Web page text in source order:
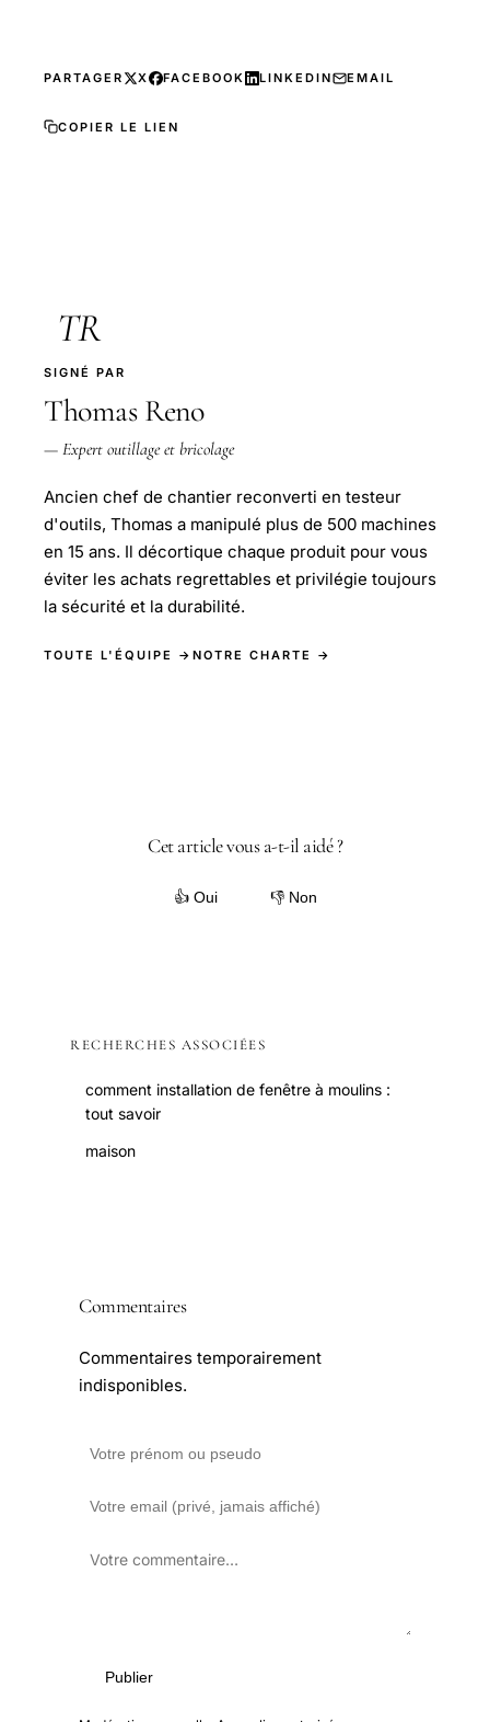
PARTAGER X FACEBOOK LINKEDIN EMAIL
COPIER LE LIEN
TR
SIGNÉ PAR
Thomas Reno
— Expert outillage et bricolage
Ancien chef de chantier reconverti en testeur
d'outils, Thomas a manipulé plus de 500 machines
en 15 ans. Il décortique chaque produit pour vous
éviter les achats regrettables et privilégie toujours
la sécurité et la durabilité.
TOUTE L'ÉQUIPE → NOTRE CHARTE →
Cet article vous a-t-il aidé ?
👍 Oui 👎 Non
RECHERCHES ASSOCIÉES
comment installation de fenêtre à moulins :
tout savoir
maison
Commentaires
Commentaires temporairement
indisponibles.
Publier